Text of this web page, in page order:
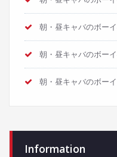
朝・昼キャバのボー
朝・昼キャバのボー
朝・昼キャバのボー
Information